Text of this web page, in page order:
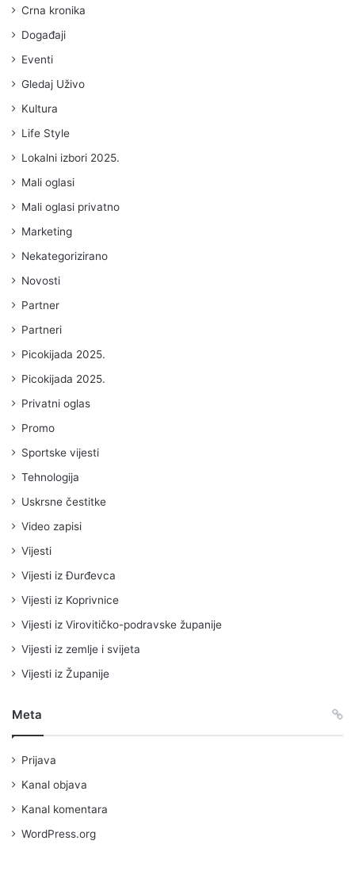
Crna kronika
Događaji
Eventi
Gledaj Uživo
Kultura
Life Style
Lokalni izbori 2025.
Mali oglasi
Mali oglasi privatno
Marketing
Nekategorizirano
Novosti
Partner
Partneri
Picokijada 2025.
Picokijada 2025.
Privatni oglas
Promo
Sportske vijesti
Tehnologija
Uskrsne čestitke
Video zapisi
Vijesti
Vijesti iz Đurđevca
Vijesti iz Koprivnice
Vijesti iz Virovitičko-podravske županije
Vijesti iz zemlje i svijeta
Vijesti iz Županije
Meta
Prijava
Kanal objava
Kanal komentara
WordPress.org